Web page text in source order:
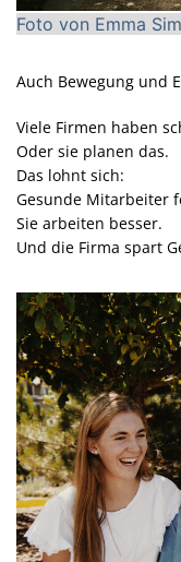
Foto von Emma
Auch Bewegung und
Viele Firmen haben
Oder sie planen das.
Das lohnt sich:
Gesunde Mitarbeiter
Sie arbeiten besser.
Und die Firma spart